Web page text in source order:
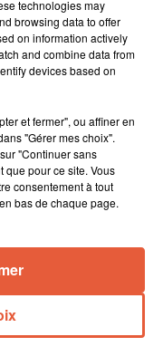
technologies may
browsing data to offer
on information actively
and combine data from
devices based on
et fermer", ou affiner en
"Gérer mes choix".
"Continuer sans
que pour ce site. Vous
consentement à tout
bas de chaque page.